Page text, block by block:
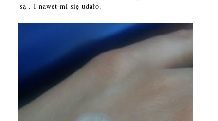
są . I nawet mi się udało.